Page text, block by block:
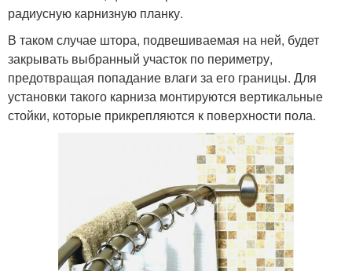
радиусную карнизную планку.
В таком случае штора, подвешиваемая на ней, будет
закрывать выбранный участок по периметру,
предотвращая попадание влаги за его границы. Для
установки такого карниза монтируются вертикальные
стойки, которые прикрепляются к поверхности пола.